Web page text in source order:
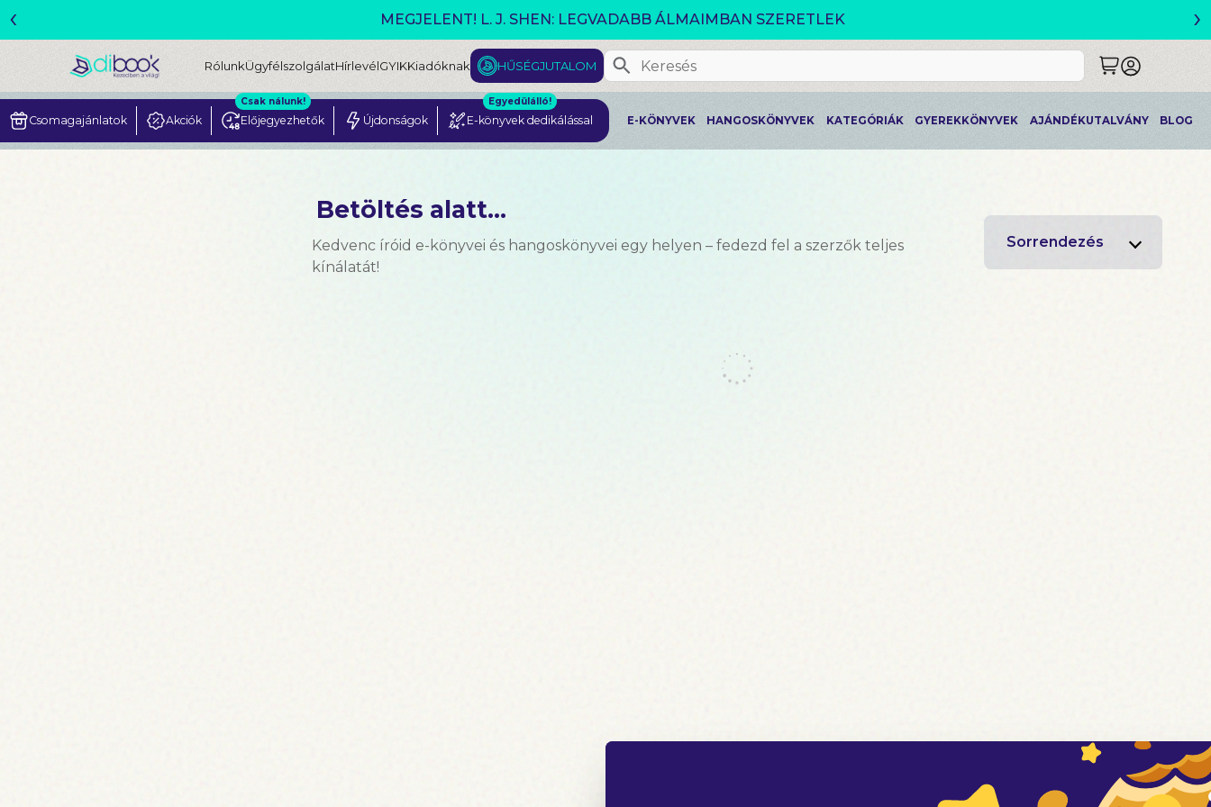
VÁLTOZÓ VILÁG AKCIÓ!
‹ ›
RólunkÜgyfélszolgálatHírlevélGYIKKiadóknak HŰSÉGJUTALOM
Csomagajánlatok Akciók Előjegyezhetők
Csak nálunk!
Újdonságok E-könyvek dedikálással
Egyedülálló!
E-KÖNYVEK HANGOSKÖNYVEK KATEGÓRIÁK GYEREKKÖNYVEK AJÁNDÉKUTALVÁNY BLOG
Betöltés alatt...
Kedvenc íróid e-könyvei és hangoskönyvei egy helyen – fedezd fel a szerzők teljes
kínálatát!
Sorrendezés